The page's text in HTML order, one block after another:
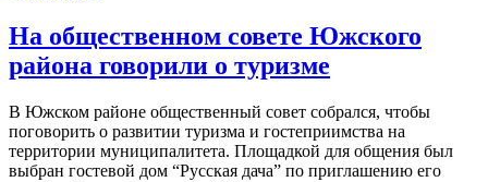
историческую
онлайн-
«Наша
Победа»,
посвященную
единству
На общественном совете Южского
района говорили о туризме
В Южском районе общественный совет собрался, чтобы
поговорить о развитии туризма и гостеприимства на
территории муниципалитета. Площадкой для общения был
выбран гостевой дом “Русская дача” по приглашению его